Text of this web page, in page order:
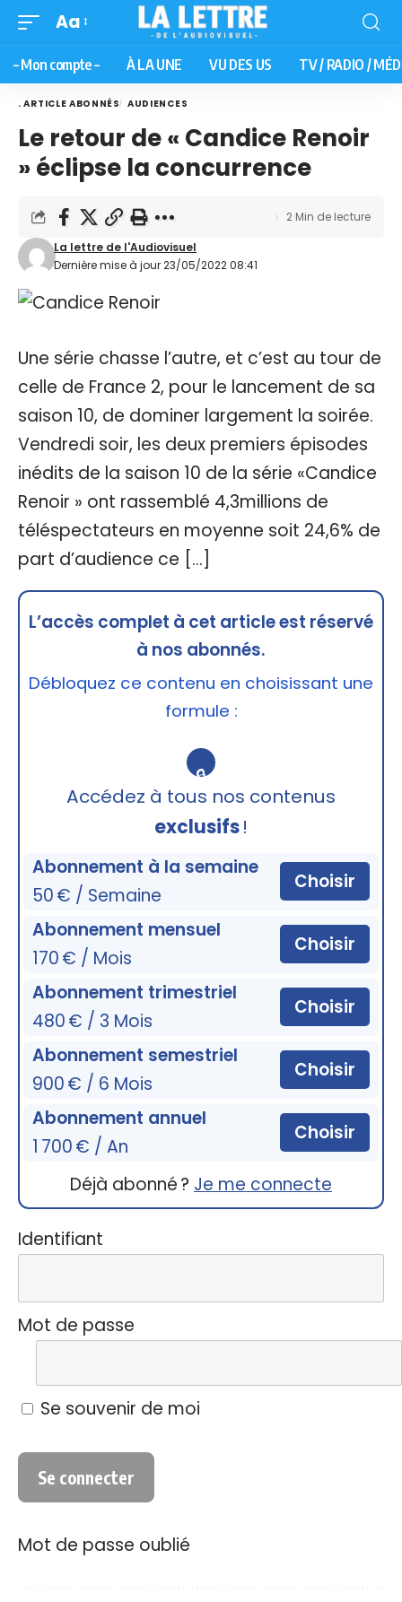
Aa
– Mon compte – À LA UNE VU DES US TV / RADIO /
. ARTICLE ABONNÉS AUDIENCES
Le retour de « Candice Renoir
» éclipse la concurrence
Dernière mise à jour 23/05/2022 08:41
La lettre de l'Audiovisuel
2 Min de lecture
Une série chasse l’autre, et c’est au tour de
celle de France 2, pour le lancement de sa
saison 10, de dominer largement la soirée.
Vendredi soir, les deux premiers épisodes
inédits de la saison 10 de la série «Candice
Renoir » ont rassemblé 4,3millions de
téléspectateurs en moyenne soit 24,6% de
part d’audience ce […]
L’accès complet à cet article est réservé
à nos abonnés.
Débloquez ce contenu en choisissant une
formule :
🔒
Accédez à tous nos contenus
exclusifs!
Abonnement à la semaine
50 € / Semaine
Choisir
Abonnement mensuel
170 € / Mois
Choisir
Abonnement trimestriel
480 € / 3 Mois
Choisir
Abonnement semestriel
900 € / 6 Mois
Choisir
Abonnement annuel
1 700 € / An
Choisir
Déjà abonné ? Je me connecte
Identifiant
Mot de passe
Se souvenir de moi
Mot de passe oublié